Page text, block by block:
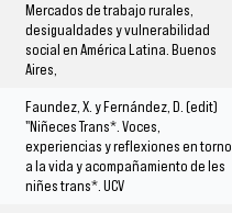
Mercados de trabajo rurales,
desigualdades y vulnerabilidad
social en América Latina. Buenos
Aires,
Faundez, X. y Fernández, D. (edit)
"Niñeces Trans*. Voces,
experiencias y reflexiones en torno
a la vida y acompañamiento de les
niñes trans*. UCV